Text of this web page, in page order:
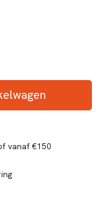
vanaf €150